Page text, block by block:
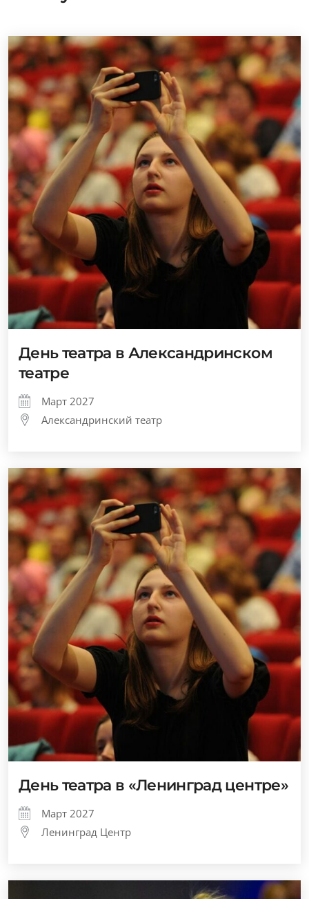
День театра в Александринском
театре
Март 2027
Александринский театр
День театра в «Ленинград центре»
Март 2027
Ленинград Центр